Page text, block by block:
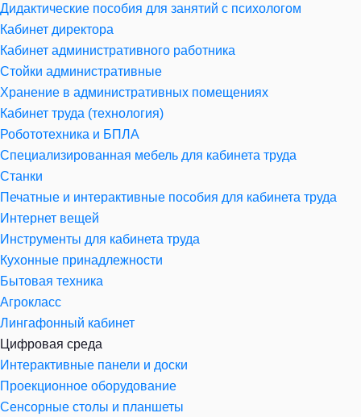
Дидактические пособия для занятий с психологом
Кабинет директора
Кабинет административного работника
Стойки административные
Хранение в административных помещениях
Кабинет труда (технология)
Робототехника и БПЛА
Специализированная мебель для кабинета труда
Станки
Печатные и интерактивные пособия для кабинета труда
Интернет вещей
Инструменты для кабинета труда
Кухонные принадлежности
Бытовая техника
Агрокласс
Лингафонный кабинет
Цифровая среда
Интерактивные панели и доски
Проекционное оборудование
Сенсорные столы и планшеты